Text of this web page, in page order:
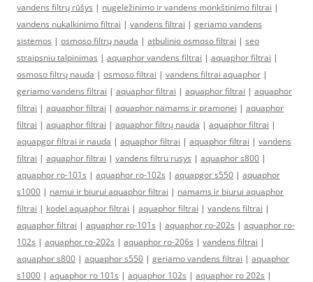
vandens filtrų rūšys | nugeležinimo ir vandens monkštinimo filtrai |
vandens nukalkinimo filtrai | vandens filtrai | geriamo vandens
sistemos | osmoso filtrų nauda | atbulinio osmoso filtrai | seo
straipsniu talpinimas | aquaphor vandens filtrai | aquaphor filtrai |
osmoso filtrų nauda | osmoso filtrai | vandens filtrai aquaphor |
geriamo vandens filtrai | aquaphor filtrai | aquaphor filtrai | aquaphor
filtrai | aquaphor filtrai | aquaphor namams ir pramonei | aquaphor
filtrai | aquaphor filtrai | aquaphor filtrų nauda | aquaphor filtrai |
aquapgor filtrai ir nauda | aquaphor filtrai | aquaphor filtrai | vandens
filtrai | aquaphor filtrai | vandens filtru rusys | aquaphor s800 |
aquaphor ro-101s | aquaphor ro-102s | aquapgor s550 | aquaphor
s1000 | namui ir biurui aquaphor filtrai | namams ir biurui aquaphor
filtrai | kodel aquaphor filtrai | aquaphor filtrai | vandens filtrai |
aquaphor filtrai | aquaphor ro-101s | aquaphor ro-202s | aquaphor ro-
102s | aquaphor ro-202s | aquaphor ro-206s | vandens filtrai |
aquaphor s800 | aquaphor s550 | geriamo vandens filtrai | aquaphor
s1000 | aquaphor ro 101s | aquaphor 102s | aquaphor ro 202s |